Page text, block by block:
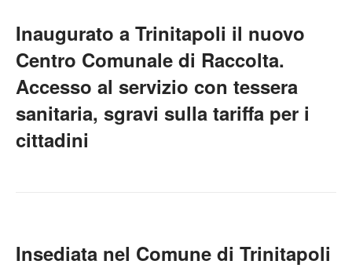
Inaugurato a Trinitapoli il nuovo
Centro Comunale di Raccolta.
Accesso al servizio con tessera
sanitaria, sgravi sulla tariffa per i
cittadini
Insediata nel Comune di Trinitapoli